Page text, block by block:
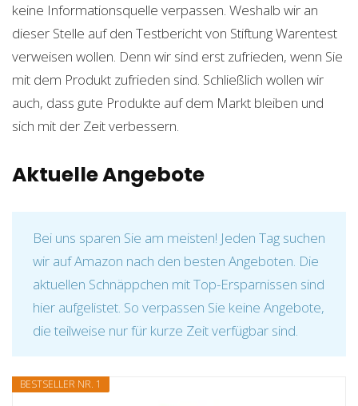
keine Informationsquelle verpassen. Weshalb wir an
dieser Stelle auf den Testbericht von Stiftung Warentest
verweisen wollen. Denn wir sind erst zufrieden, wenn Sie
mit dem Produkt zufrieden sind. Schließlich wollen wir
auch, dass gute Produkte auf dem Markt bleiben und
sich mit der Zeit verbessern.
Aktuelle Angebote
Bei uns sparen Sie am meisten! Jeden Tag suchen
wir auf Amazon nach den besten Angeboten. Die
aktuellen Schnäppchen mit Top-Ersparnissen sind
hier aufgelistet. So verpassen Sie keine Angebote,
die teilweise nur für kurze Zeit verfügbar sind.
BESTSELLER NR. 1